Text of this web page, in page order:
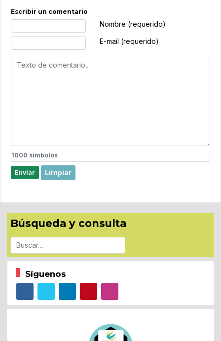
Escribir un comentario
Nombre (requerido)
E-mail (requerido)
1000 simbolos
Enviar Limpiar
Búsqueda y consulta
Buscar
Síguenos